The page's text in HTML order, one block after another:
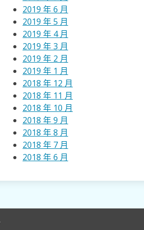
2019 年 6 月
2019 年 5 月
2019 年 4 月
2019 年 3 月
2019 年 2 月
2019 年 1 月
2018 年 12 月
2018 年 11 月
2018 年 10 月
2018 年 9 月
2018 年 8 月
2018 年 7 月
2018 年 6 月